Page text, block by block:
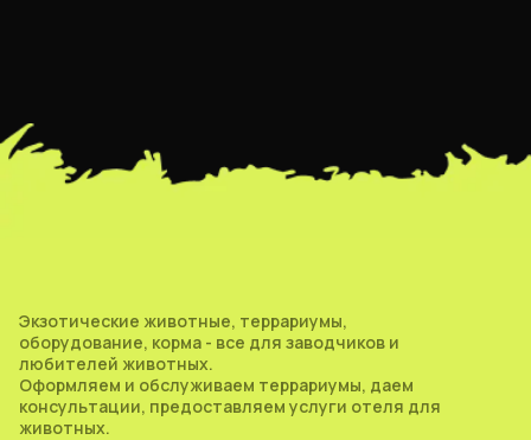
Экзотические животные, террариумы,
оборудование, корма - все для заводчиков и
любителей животных.
Оформляем и обслуживаем террариумы, даем
консультации, предоставляем услуги отеля для
животных.